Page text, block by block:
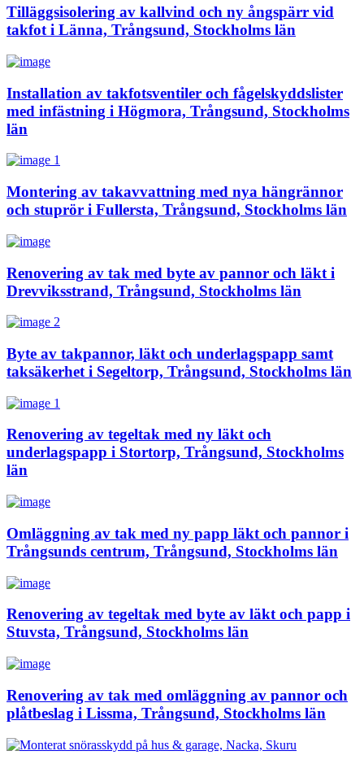
Tilläggsisolering av kallvind och ny ångspärr vid
takfot i Länna, Trångsund, Stockholms län
Installation av takfotsventiler och fågelskyddslister
med infästning i Högmora, Trångsund, Stockholms
län
Montering av takavvattning med nya hängrännor
och stuprör i Fullersta, Trångsund, Stockholms län
Renovering av tak med byte av pannor och läkt i
Drevviksstrand, Trångsund, Stockholms län
Byte av takpannor, läkt och underlagspapp samt
taksäkerhet i Segeltorp, Trångsund, Stockholms län
Renovering av tegeltak med ny läkt och
underlagspapp i Stortorp, Trångsund, Stockholms
län
Omläggning av tak med ny papp läkt och pannor i
Trångsunds centrum, Trångsund, Stockholms län
Renovering av tegeltak med byte av läkt och papp i
Stuvsta, Trångsund, Stockholms län
Renovering av tak med omläggning av pannor och
plåtbeslag i Lissma, Trångsund, Stockholms län